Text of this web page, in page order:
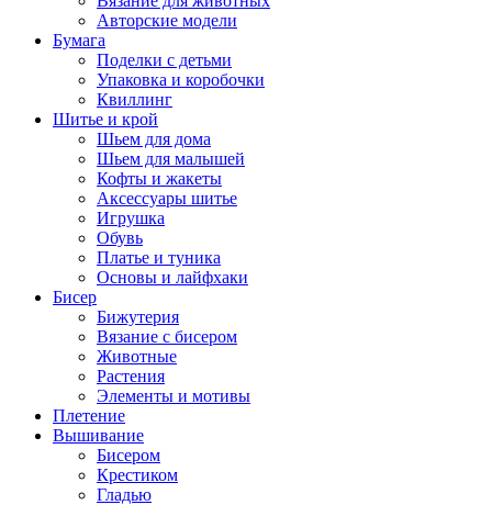
Авторские модели
Бумага
Поделки с детьми
Упаковка и коробочки
Квиллинг
Шитье и крой
Шьем для дома
Шьем для малышей
Кофты и жакеты
Аксессуары шитье
Игрушка
Обувь
Платье и туника
Основы и лайфхаки
Бисер
Бижутерия
Вязание с бисером
Животные
Растения
Элементы и мотивы
Плетение
Вышивание
Бисером
Крестиком
Гладью